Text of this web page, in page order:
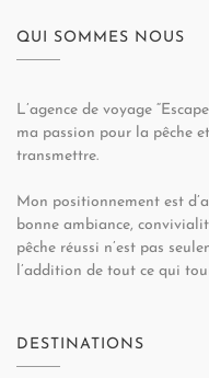
QUI SOMMES NOUS
L’agence de voyage
ma passion pour la pêche
transmettre.
Mon positionnement est
bonne ambiance,
pêche réussi n’est pas
l’addition de tout ce qui
DESTINATIONS